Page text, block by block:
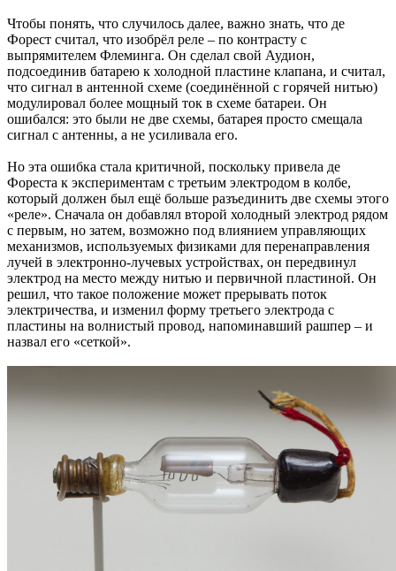
Чтобы понять, что случилось далее, важно знать, что де
Форест считал, что изобрёл реле – по контрасту с
выпрямителем Флеминга. Он сделал свой Аудион,
подсоединив батарею к холодной пластине клапана, и считал,
что сигнал в антенной схеме (соединённой с горячей нитью)
модулировал более мощный ток в схеме батареи. Он
ошибался: это были не две схемы, батарея просто смещала
сигнал с антенны, а не усиливала его.
Но эта ошибка стала критичной, поскольку привела де
Фореста к экспериментам с третьим электродом в колбе,
который должен был ещё больше разъединить две схемы этого
«реле». Сначала он добавлял второй холодный электрод рядом
с первым, но затем, возможно под влиянием управляющих
механизмов, используемых физиками для перенаправления
лучей в электронно-лучевых устройствах, он передвинул
электрод на место между нитью и первичной пластиной. Он
решил, что такое положение может прерывать поток
электричества, и изменил форму третьего электрода с
пластины на волнистый провод, напоминавший рашпер – и
назвал его «сеткой».